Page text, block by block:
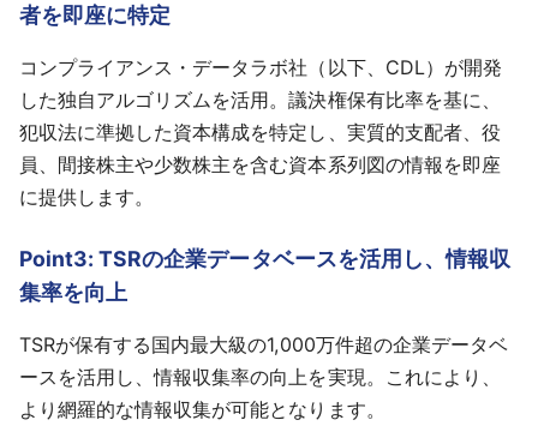
者を即座に特定
コンプライアンス・データラボ社（以下、CDL）が開発
した独自アルゴリズムを活用。議決権保有比率を基に、
犯収法に準拠した資本構成を特定し、実質的支配者、役
員、間接株主や少数株主を含む資本系列図の情報を即座
に提供します。
Point3: TSRの企業データベースを活用し、情報収
集率を向上
TSRが保有する国内最大級の1,000万件超の企業データベ
ースを活用し、情報収集率の向上を実現。これにより、
より網羅的な情報収集が可能となります。